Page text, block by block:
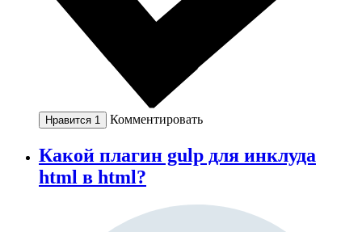
Нравится 1 Комментировать
Какой плагин gulp для инклуда
html в html?